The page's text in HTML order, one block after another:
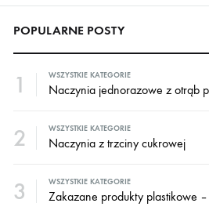
POPULARNE POSTY
1 WSZYSTKIE KATEGORIE
2 WSZYSTKIE KATEGORIE
Naczynia z trzciny cukrowej
3 WSZYSTKIE KATEGORIE